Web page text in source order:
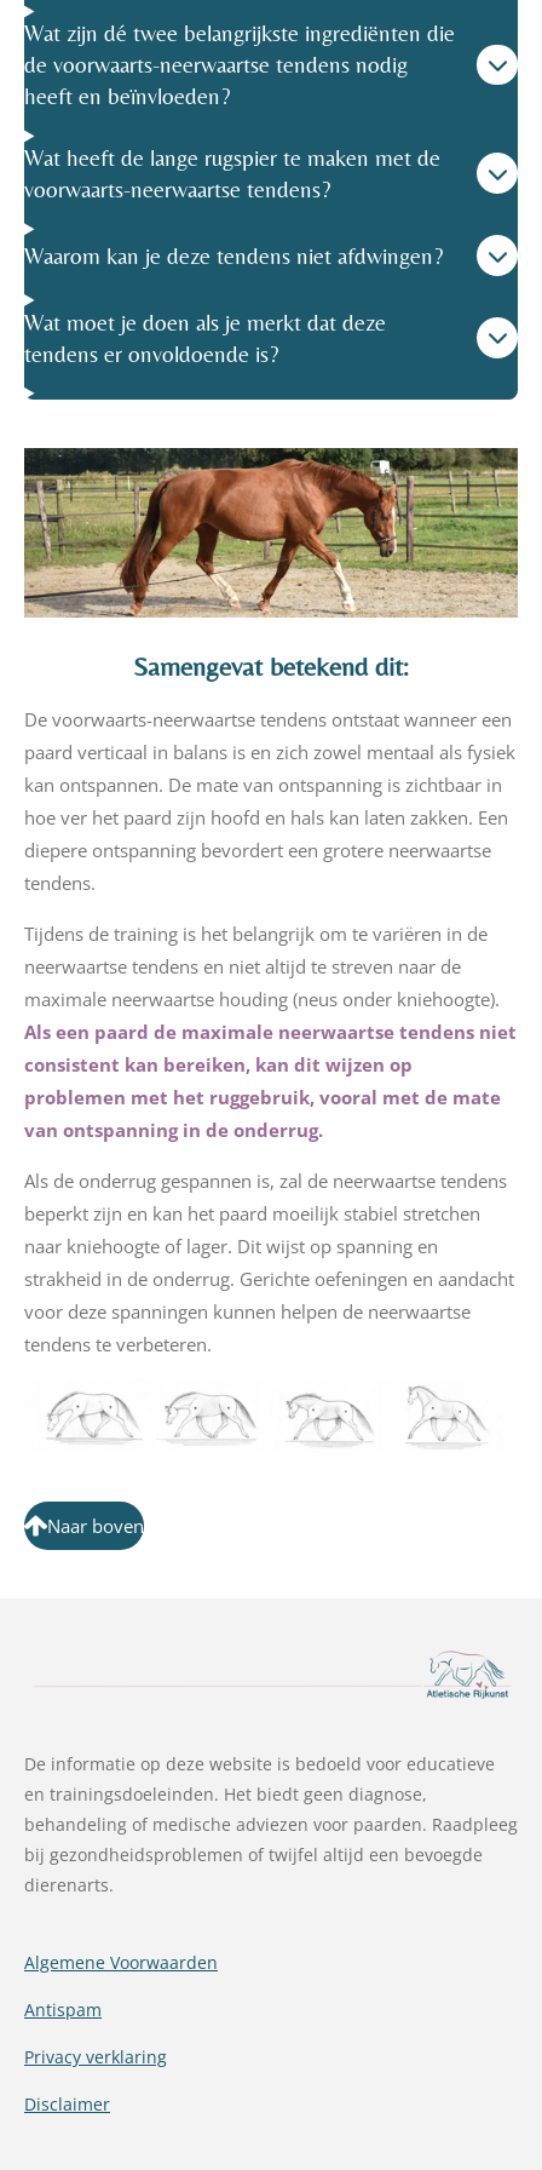
Wat zijn dé twee belangrijkste ingrediënten die
de voorwaarts-neerwaartse tendens nodig
heeft en beïnvloeden?
Wat heeft de lange rugspier te maken met de
voorwaarts-neerwaartse tendens?
Waarom kan je deze tendens niet afdwingen?
Wat moet je doen als je merkt dat deze
tendens er onvoldoende is?
Samengevat betekend dit:
De voorwaarts-neerwaartse tendens ontstaat wanneer een
paard verticaal in balans is en zich zowel mentaal als fysiek
kan ontspannen. De mate van ontspanning is zichtbaar in
hoe ver het paard zijn hoofd en hals kan laten zakken. Een
diepere ontspanning bevordert een grotere neerwaartse
tendens.
Tijdens de training is het belangrijk om te variëren in de
neerwaartse tendens en niet altijd te streven naar de
maximale neerwaartse houding (neus onder kniehoogte).
Als een paard de maximale neerwaartse tendens niet
consistent kan bereiken, kan dit wijzen op
problemen met het ruggebruik, vooral met de mate
van ontspanning in de onderrug.
Als de onderrug gespannen is, zal de neerwaartse tendens
beperkt zijn en kan het paard moeilijk stabiel stretchen
naar kniehoogte of lager. Dit wijst op spanning en
strakheid in de onderrug. Gerichte oefeningen en aandacht
voor deze spanningen kunnen helpen de neerwaartse
tendens te verbeteren.
Naar boven
De informatie op deze website is bedoeld voor educatieve
en trainingsdoeleinden. Het biedt geen diagnose,
behandeling of medische adviezen voor paarden. Raadpleeg
bij gezondheidsproblemen of twijfel altijd een bevoegde
dierenarts.
Algemene Voorwaarden
Antispam
Privacy verklaring
Disclaimer